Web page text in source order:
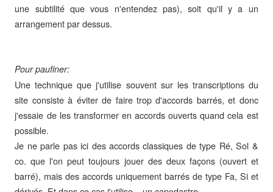
une subtilité que vous n'entendez pas), soit qu'il y a un
arrangement par dessus.
Pour paufiner:
Une technique que j'utilise souvent sur les transcriptions du
site consiste à éviter de faire trop d'accords barrés, et donc
j'essaie de les transformer en accords ouverts quand cela est
possible.
Je ne parle pas ici des accords classiques de type Ré, Sol &
co. que l'on peut toujours jouer des deux façons (ouvert et
barré), mais des accords uniquement barrés de type Fa, Si et